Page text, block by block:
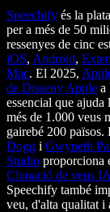
Speechify és la
per a més de 50
ressenyes de cinc
iOS, Android,
Mac. El 2025,
de Disseny Apple a
essencial que
més de 1.000 veus
gairebé 200 països.
Dogg i Gwyneth
Studio proporciona
Clonació de veus IA
Speechify també
veu, d'alta qualitat i